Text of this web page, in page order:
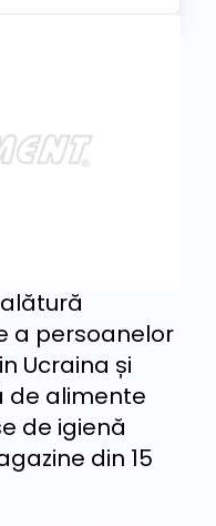
a persoanelor
Ucraina și
de alimente
de igienă
din 15